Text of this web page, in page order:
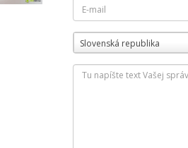
Slovenská republika